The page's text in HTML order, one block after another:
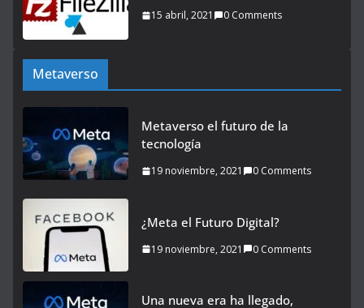
15 abril, 2021 0 Comments
Metaverso
Metaverso el futuro de la
tecnología
19 noviembre, 2021 0 Comments
¿Meta el Futuro Digital?
19 noviembre, 2021 0 Comments
Una nueva era ha llegado,